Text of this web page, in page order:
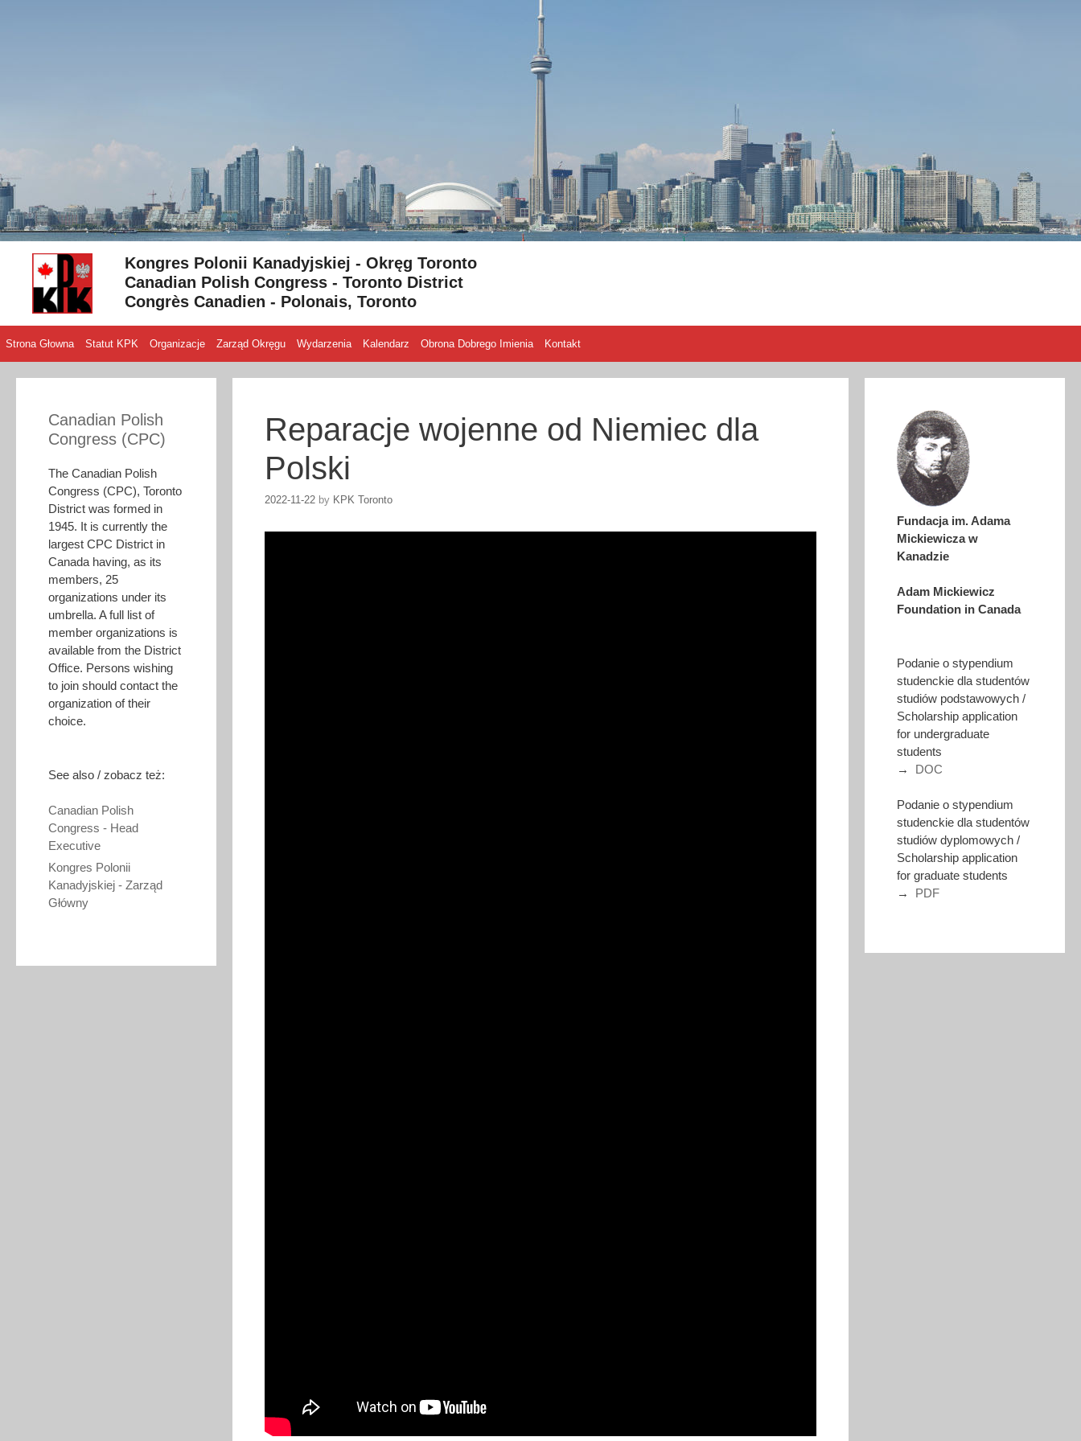
Kongres Polonii Kanadyjskiej - Okręg Toronto
Canadian Polish Congress - Toronto District
Congrès Canadien - Polonais, Toronto
Strona Głowna Statut KPK Organizacje Zarząd Okręgu Wydarzenia Kalendarz Obrona Dobrego Imienia Kontakt
Reparacje wojenne od Niemiec dla
Polski
2022-11-22 by KPK Toronto
Canadian Polish
Congress (CPC)
The Canadian Polish
Congress (CPC), Toronto
District was formed in
1945. It is currently the
largest CPC District in
Canada having, as its
members, 25
organizations under its
umbrella. A full list of
member organizations is
available from the District
Office. Persons wishing
to join should contact the
organization of their
choice.
See also / zobacz też:
Canadian Polish
Congress - Head
Executive
Kongres Polonii
Kanadyjskiej - Zarząd
Główny
Fundacja im. Adama
Mickiewicza w
Kanadzie
Adam Mickiewicz
Foundation in Canada
Podanie o stypendium
studenckie dla studentów
studiów podstawowych /
Scholarship application
for undergraduate
students
→ DOC
Podanie o stypendium
studenckie dla studentów
studiów dyplomowych /
Scholarship application
for graduate students
→ PDF